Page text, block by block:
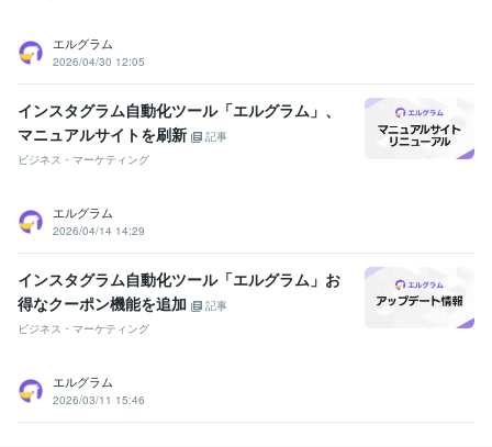
エルグラム
2026/04/30 12:05
インスタグラム自動化ツール「エルグラム」、
マニュアルサイトを刷新
記事
ビジネス・マーケティング
エルグラム
2026/04/14 14:29
インスタグラム自動化ツール「エルグラム」お
得なクーポン機能を追加
記事
ビジネス・マーケティング
エルグラム
2026/03/11 15:46